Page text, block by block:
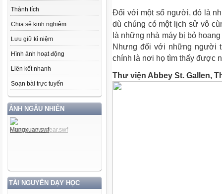
Thành tích
Chia sẻ kinh nghiệm
Lưu giữ kỉ niệm
Hình ảnh hoạt động
Liên kết nhanh
Soạn bài trực tuyến
ẢNH NGẪU NHIÊN
TÀI NGUYÊN DẠY HỌC
Đối với một số người, đó là
dù chúng có một lịch sử vô
là những nhà máy bị bỏ
Nhưng đối với những người
chính là nơi họ tìm thấy được
Thư viện Abbey St. Gallen,